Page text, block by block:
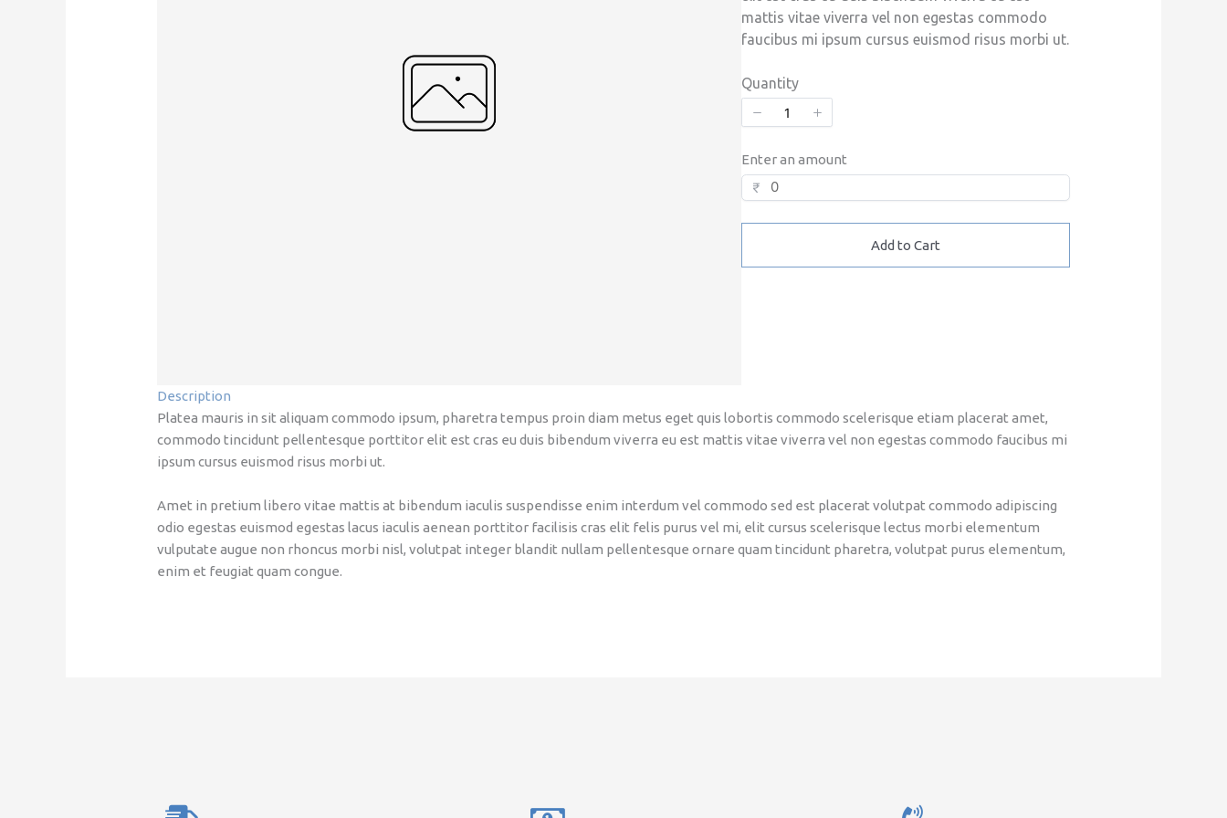
mattis vitae viverra vel non egestas commodo
faucibus mi ipsum cursus euismod risus morbi ut.
Quantity
Enter an amount
₹
Add to Cart
Description
Platea mauris in sit aliquam commodo ipsum, pharetra tempus proin diam metus eget quis lobortis commodo scelerisque etiam placerat amet,
commodo tincidunt pellentesque porttitor elit est cras eu duis bibendum viverra eu est mattis vitae viverra vel non egestas commodo faucibus mi
ipsum cursus euismod risus morbi ut.
Amet in pretium libero vitae mattis at bibendum iaculis suspendisse enim interdum vel commodo sed est placerat volutpat commodo adipiscing
odio egestas euismod egestas lacus iaculis aenean porttitor facilisis cras elit felis purus vel mi, elit cursus scelerisque lectus morbi elementum
vulputate augue non rhoncus morbi nisl, volutpat integer blandit nullam pellentesque ornare quam tincidunt pharetra, volutpat purus elementum,
enim et feugiat quam congue.